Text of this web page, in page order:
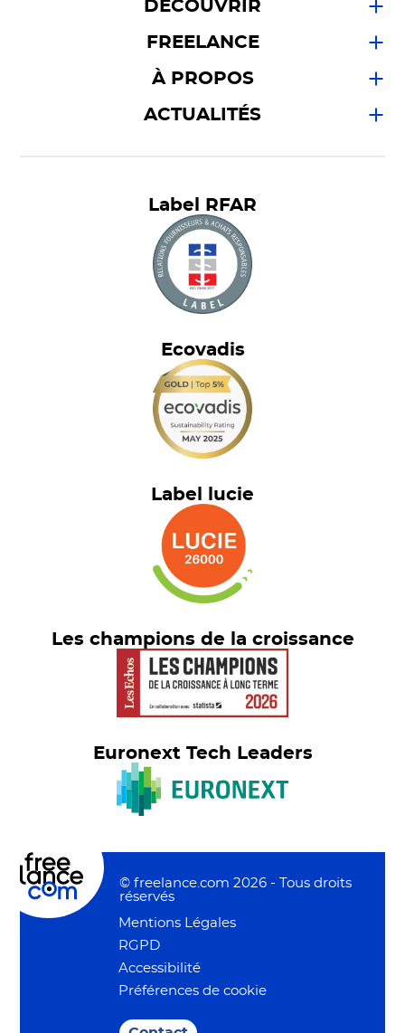
DÉCOUVRIR
FREELANCE
À PROPOS
ACTUALITÉS
Label RFAR
Ecovadis
Label lucie
Les champions de la croissance
Euronext Tech Leaders
© freelance.com 2026 - Tous droits
réservés
Mentions Légales
RGPD
Accessibilité
Préférences de cookie